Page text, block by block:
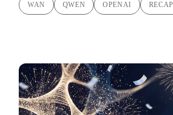
WAN QWEN OPENAI RECAP